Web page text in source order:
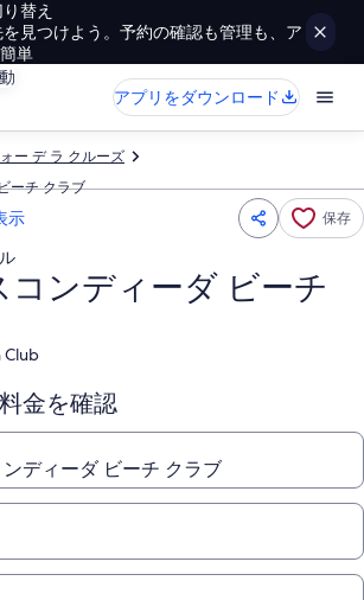
替え
見つけよう。予約の確認も管理も、ア
単
アプリをダウンロード
ー デ ラ クルーズ
ーチ クラブ
示 保存
コンディーダ ビーチ
Club
金を確認